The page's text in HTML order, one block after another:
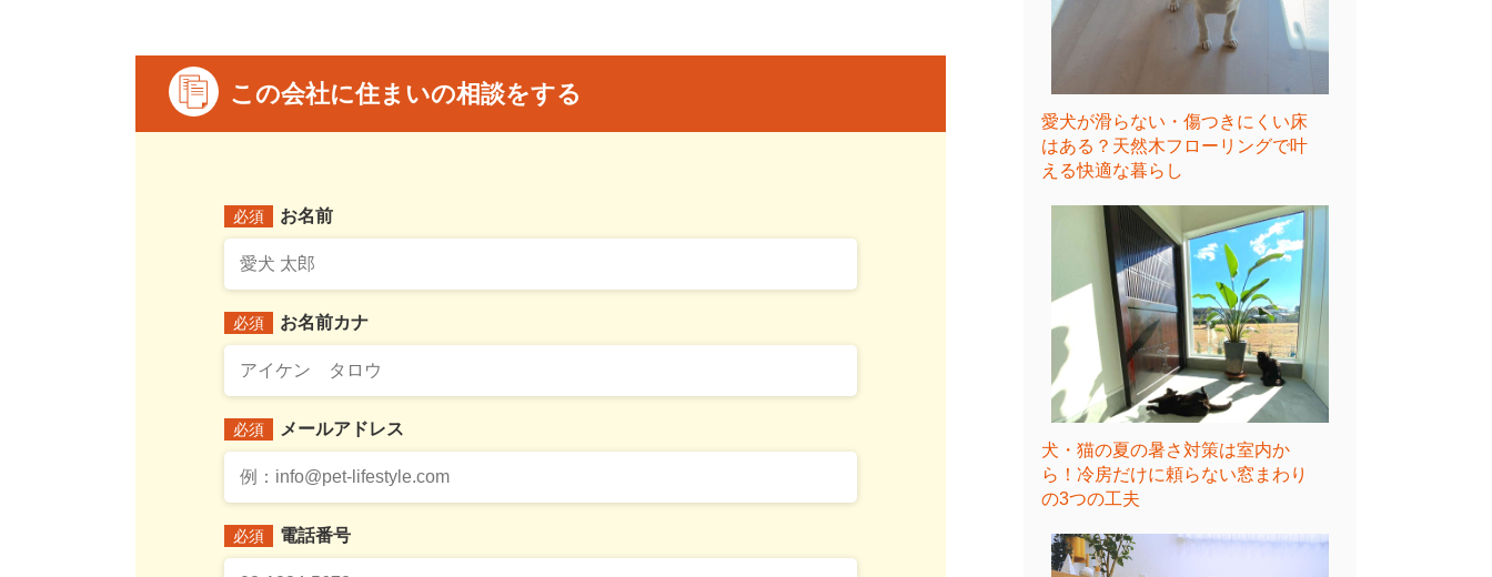
この会社に住まいの相談をする
必須 お名前
必須 お名前カナ
必須 メールアドレス
必須 電話番号
愛犬が滑らない・傷つきにくい床
はある？天然木フローリングで叶
える快適な暮らし
犬・猫の夏の暑さ対策は室内か
ら！冷房だけに頼らない窓まわり
の3つの工夫